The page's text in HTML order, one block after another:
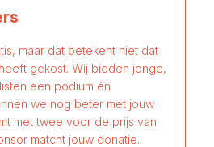
maar dat betekent niet dat
gekost. Wij bieden jonge,
een podium én
we nog beter met jouw
met twee voor de prijs van
matcht jouw donatie.